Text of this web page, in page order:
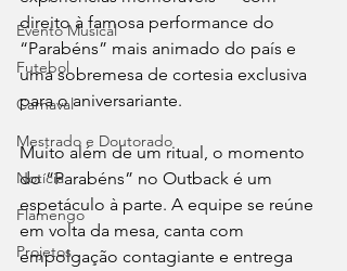
Evento Musical
Futebol
Carnaval
Mestrado e Doutorado
Notícia
Flamengo
Projetos
direito à famosa performance do
“Parabéns” mais animado do país e
uma sobremesa de cortesia exclusiva
para o aniversariante.
Muito além de um ritual, o momento
do “Parabéns” no Outback é um
espetáculo à parte. A equipe se reúne
em volta da mesa, canta com
empolgação contagiante e entrega